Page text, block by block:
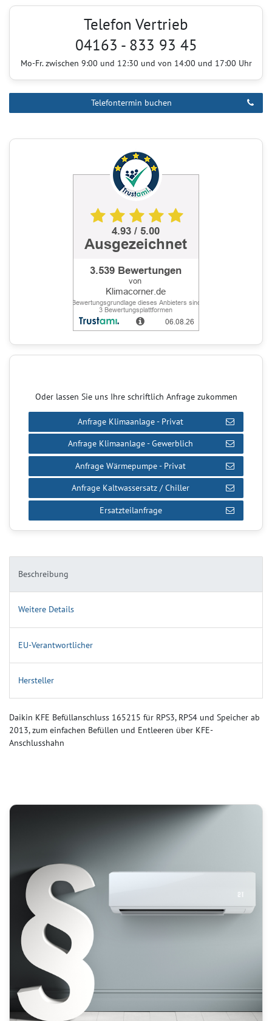
Beschreibung
Weitere Details
EU-Verantwortlicher
Hersteller
Daikin KFE Befüllanschluss 165215 für RPS3, RPS4 und Speicher ab
2013, zum einfachen Befüllen und Entleeren über KFE-
Anschlusshahn
Telefon Vertrieb
04163 - 833 93 45
Mo-Fr. zwischen 9:00 und 12:30 und von 14:00 und 17:00 Uhr
Telefontermin buchen
Oder lassen Sie uns Ihre schriftlich Anfrage zukommen
Anfrage Klimaanlage - Privat
Anfrage Klimaanlage - Gewerblich
Anfrage Wärmepumpe - Privat
Anfrage Kaltwassersatz / Chiller
Ersatzteilanfrage